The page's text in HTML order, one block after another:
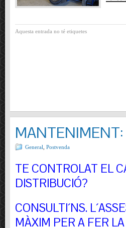
Aquesta entrada no té etiquetes
General Postvenda
TE CONTROLAT EL
DISTRIBUCIÓ?
CONSULTI´NS.
MÀXIM PER A FER